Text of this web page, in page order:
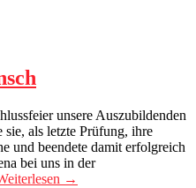
unsere Auszubildenden
als letzte Prüfung, ihre
und beendete damit erfolgreich
bei uns in der
→